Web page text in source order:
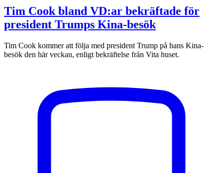
Tim Cook bland VD:ar bekräftade för
president Trumps Kina-besök
Tim Cook kommer att följa med president Trump på hans Kina-
besök den här veckan, enligt bekräftelse från Vita huset.